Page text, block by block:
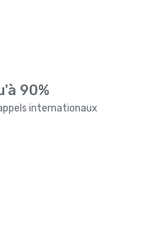
90%
internationaux